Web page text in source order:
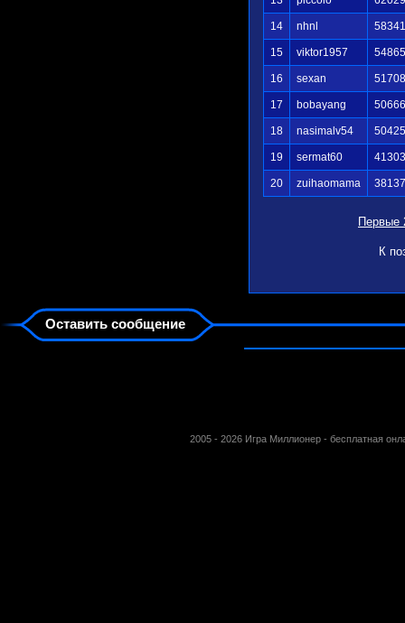
14 nhnl
15 viktor1957
16 sexan
17 bobayang
18 nasimalv54
19 sermat60
20 zuihaomama
Первые
К
Оставить сообщение
2005 - 2026 Игра Миллионер - бесплатная